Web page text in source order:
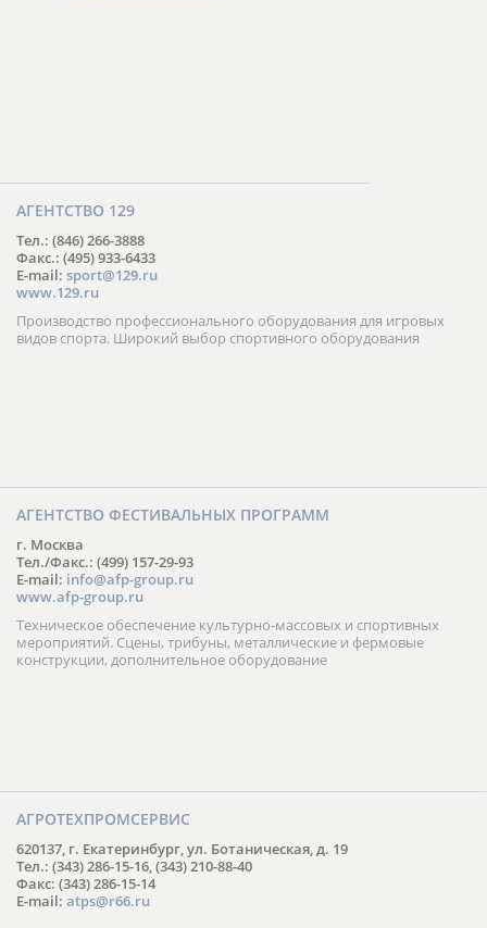
АГЕНТСТВО 129
Тел.: (846) 266-3888
Факс.: (495) 933-6433
E-mail: sport@129.ru
www.129.ru
Производство профессионального оборудования для игровых
видов спорта. Широкий выбор спортивного оборудования
АГЕНТСТВО ФЕСТИВАЛЬНЫХ ПРОГРАММ
г. Москва
Тел./Факс.: (499) 157-29-93
E-mail: info@afp-group.ru
www.afp-group.ru
Техническое обеспечение культурно-массовых и спортивных
мероприятий. Сцены, трибуны, металлические и фермовые
конструкции, дополнительное оборудование
АГРОТЕХПРОМСЕРВИС
620137, г. Екатеринбург, ул. Ботаническая, д. 19
Тел.: (343) 286-15-16, (343) 210-88-40
Факс: (343) 286-15-14
E-mail: atps@r66.ru